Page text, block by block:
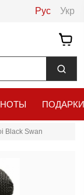
Рус Укр
НОТЫ ПОДАРКИ
Black Swan